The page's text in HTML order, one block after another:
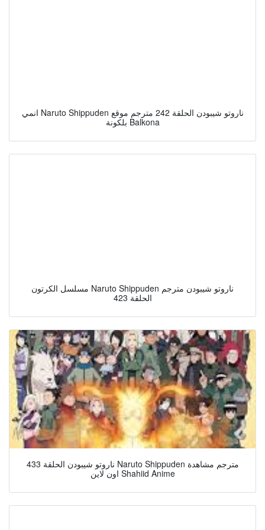
انمي Naruto Shippuden ناروتو شيبودن الحلقة 242 مترجم موقع
بلكونة Balkona
مسلسل الكرتون Naruto Shippuden ناروتو شيبودن مترجم
الحلقة 423
ناروتو شيبودن الحلقة 433 Naruto Shippuden مترجم مشاهدة
اون لاين Shahiid Anime